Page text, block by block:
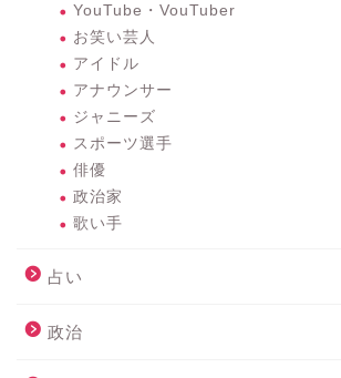
YouTube・VouTuber
お笑い芸人
アイドル
アナウンサー
ジャニーズ
スポーツ選手
俳優
政治家
歌い手
占い
政治